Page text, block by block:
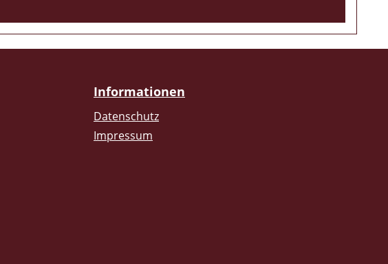
Informationen
Datenschutz
Impressum